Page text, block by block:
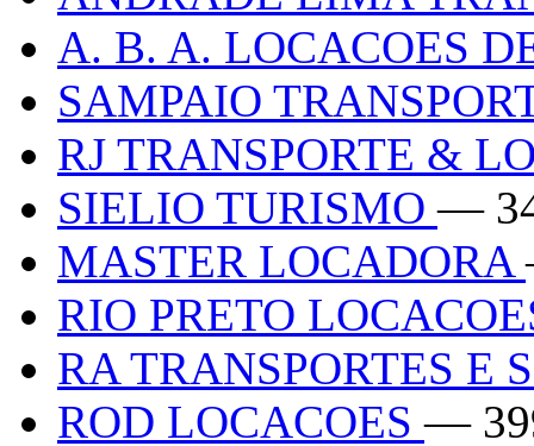
A. B. A. LOCACOES
SAMPAIO
RJ TRANSPORTE &
SIELIO TURISMO—
MASTER LOCADORA
RIO PRETO
RA TRANSPORTES E
ROD LOCACOES—